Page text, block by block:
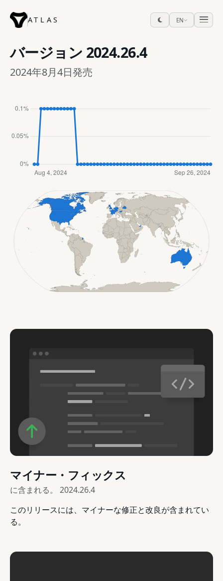
ATLAS EN
バージョン 2024.26.4
2024年8月4日発売
マイナー・フィックス
に含まれる。 2024.26.4
このリリースには、マイナーな修正と改良が含まれてい
る。